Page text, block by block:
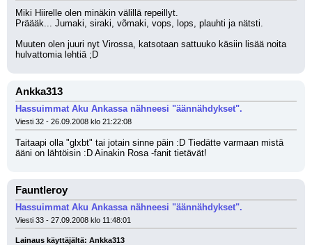
Miki Hiirelle olen minäkin välillä repeillyt.
Präääk... Jumaki, siraki, võmaki, vops, lops, plauhti ja nätsti.
Muuten olen juuri nyt Virossa, katsotaan sattuuko käsiin lisää noita
hulvattomia lehtiä ;D
Ankka313
Hassuimmat Aku Ankassa nähneesi "äännähdykset".
Viesti 32 - 26.09.2008 klo 21:22:08
Taitaapi olla "glxbt" tai jotain sinne päin :D Tiedätte varmaan mistä
ääni on lähtöisin :D Ainakin Rosa -fanit tietävät!
Fauntleroy
Hassuimmat Aku Ankassa nähneesi "äännähdykset".
Viesti 33 - 27.09.2008 klo 11:48:01
Lainaus käyttäjältä: Ankka313